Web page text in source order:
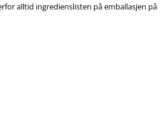
alltid ingredienslisten på emballasjen på